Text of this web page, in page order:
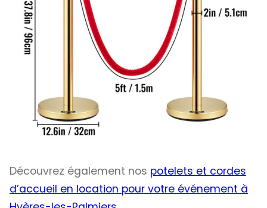
Découvrez également nos potelets et cordes
d’accueil en location pour votre événement à